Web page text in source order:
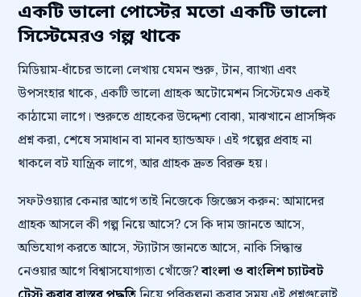
একটি ভালো পোস্টের মতো একটি ভালো
সিস্টেমেরও গল্প থাকে
মিডিয়াম-ধাঁচের ভালো লেখায় যেমন শুরু, টান, ব্যাখ্যা এবং
উপসংহার থাকে, একটি ভালো গ্রাহক অটোমেশন সিস্টেমেও একই
কাঠামো লাগে। শুরুতে গ্রাহকের উদ্দেশ্য বোঝা, মাঝখানে প্রাসঙ্গিক
প্রশ্ন করা, শেষে সমাধান বা মানব হ্যান্ডঅফ। এই গল্পের প্রবাহ না
থাকলে বট যান্ত্রিক লাগে, আর গ্রাহক দ্রুত বিরক্ত হয়।
সফটওয়্যার কেনার আগে তাই নিজেকে জিজ্ঞেস করুন: আমাদের
গ্রাহক আসলে কী গল্প নিয়ে আসে? সে কি দাম জানতে আসে,
অভিযোগ করতে আসে, স্ট্যাটাস জানতে আসে, নাকি সিদ্ধান্ত
নেওয়ার আগে বিশ্বাসযোগ্যতা খোঁজে?বাংলা ও বাংলিশ চ্যাটবট